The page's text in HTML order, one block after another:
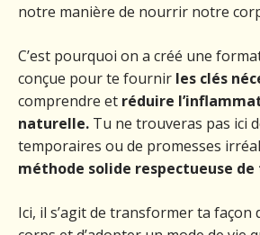
notre manière de nourrir notre
C’est pourquoi on a créé une
conçue pour te fournir les clés
comprendre et réduire
naturelle. Tu ne trouveras pas ici
temporaires ou de promesses
méthode solide respectueuse de
Ici, il s’agit de transformer ta